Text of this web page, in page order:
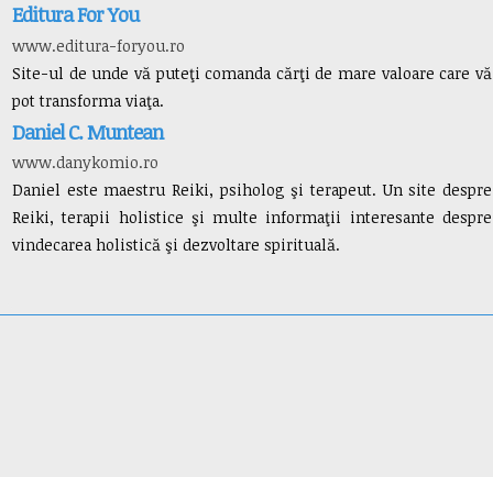
Editura For You
www.editura-foryou.ro
Site-ul de unde vă puteţi comanda cărţi de mare valoare care vă
pot transforma viaţa.
Daniel C. Muntean
www.danykomio.ro
Daniel este maestru Reiki, psiholog şi terapeut. Un site despre
Reiki, terapii holistice şi multe informaţii interesante despre
vindecarea holistică şi dezvoltare spirituală.